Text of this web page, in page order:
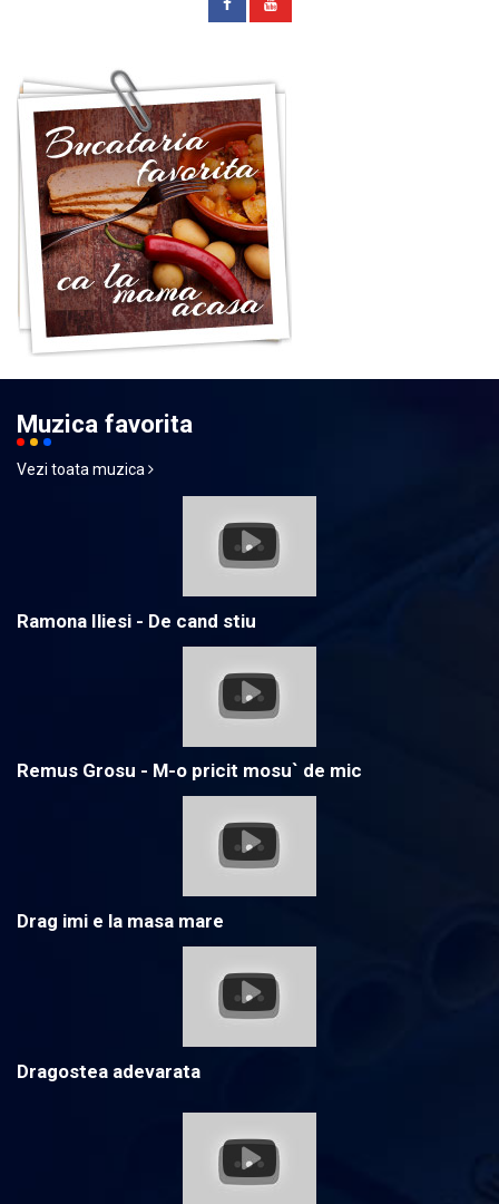
Muzica favorita
Vezi toata muzica
Ramona Iliesi - De cand stiu
Remus Grosu - M-o pricit mosu` de mic
Drag imi e la masa mare
Dragostea adevarata